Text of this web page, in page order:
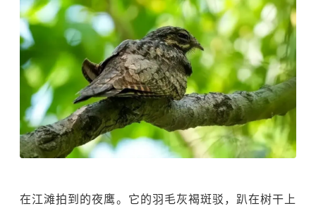
在江滩拍到的夜鹰。它的羽毛灰褐斑驳，趴在树干上